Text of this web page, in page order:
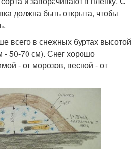
должна быть открыта, чтобы
всего в снежных буртах высотой
- 50-70 см). Снег хорошо
- от морозов, весной - от